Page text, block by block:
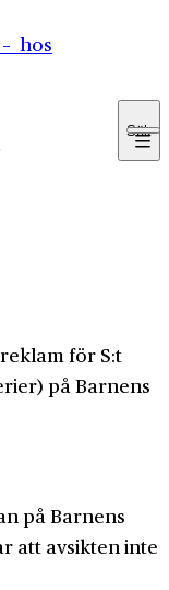
hos
Sök
för S:t
på Barnens
på Barnens
att avsikten inte